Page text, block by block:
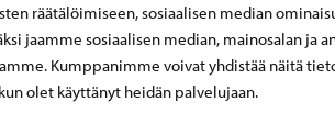
räätälöimiseen, sosiaalisen median
jaamme sosiaalisen median, mainosalan ja
Kumppanimme voivat yhdistää näitä
olet käyttänyt heidän palvelujaan.
Taidetehdas
Visit Porvoo